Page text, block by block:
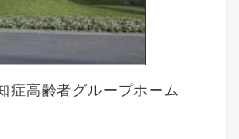
症高齢者グループホーム